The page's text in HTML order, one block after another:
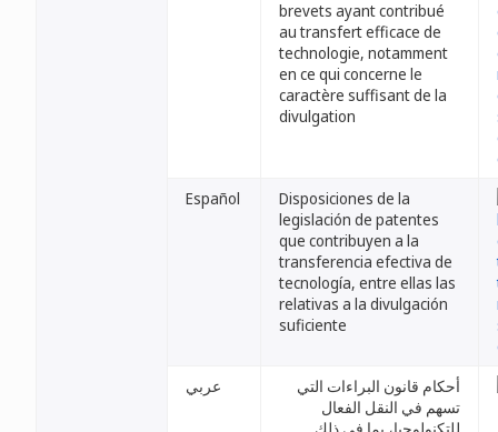
brevets ayant contribué
au transfert efficace de
technologie, notamment
en ce qui concerne le
caractère suffisant de la
divulgation
Español
Disposiciones de la
legislación de patentes
que contribuyen a la
transferencia efectiva de
tecnología, entre ellas las
relativas a la divulgación
suficiente
عربي
أحكام قانون البراءات التي
تسهم في النقل الفعال